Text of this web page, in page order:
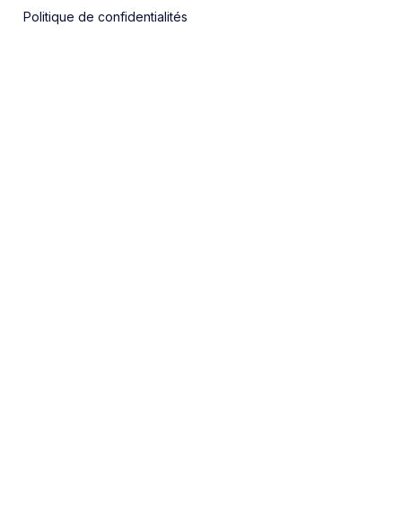
Politique de confidentialités